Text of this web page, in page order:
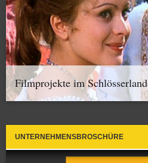
Filmprojekte im Schlösserland
UNTERNEHMENSBROSCHÜRE